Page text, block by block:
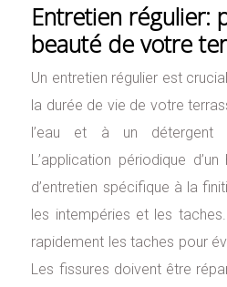
Entretien régulier:
beauté de votre
Un entretien régulier est
la durée de vie de votre
l’eau et à un détergent
L’application périodique
d’entretien spécifique à la
les intempéries et les
rapidement les taches pour
Les fissures doivent être